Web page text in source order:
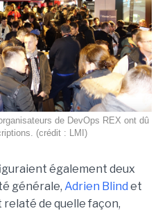
de DevOps REX ont dû
(crédit : LMI)
également deux
générale, Adrien Blind et
relaté de quelle façon,